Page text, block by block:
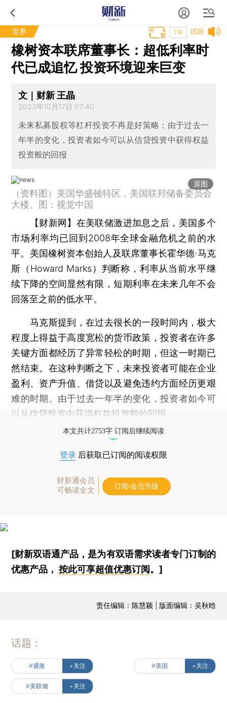
世界 试听
T中
橡树资本联席董事长：超低利率时
代已成追忆 投资环境迎来巨变
文｜财新 王晶
2023年10月17日 07:40
未来私募股权等杠杆投资不再是好策略；由于过去一
年半的变化，投资者如今可以从信贷投资中获得权益
投资般的回报
原图
（资料图）美国华盛顿特区，美国联邦储备委员会
大楼。图：视觉中国
【财新网】 在美联储激进加息之后，美国多个
市场利率均已回到2008年全球金融危机之前的水
平。美国橡树资本创始人及联席董事长霍华德·马克
斯（Howard Marks）判断称，利率从当前水平继
续下降的空间显然有限，短期利率在未来几年不会
回落至之前的低水平。
马克斯提到，在过去很长的一段时间内，极大
程度上得益于高度宽松的货币政策，投资者在许多
关键方面都经历了异常轻松的时期，但这一时期已
然结束。在这种判断之下，未来投资者可能在企业
盈利、资产升值、借贷以及避免违约方面经历更艰
难的时期。由于过去一年半的变化，投资者如今可
以从信贷投资中获得权益投资般的回报。
本文共计2753字 订阅后继续阅读
登录 后获取已订阅的阅读权限
财新通会员
可畅读全文
订阅/会员升级
[财新双语通产品，是为有双语需求读者专门订制的
优惠产品，按此可享超值优惠订阅 。]
责任编辑：陈慧颖 | 版面编辑：吴秋晗
话题：
#通胀 +关注 #美国 +关注
#美联储 +关注